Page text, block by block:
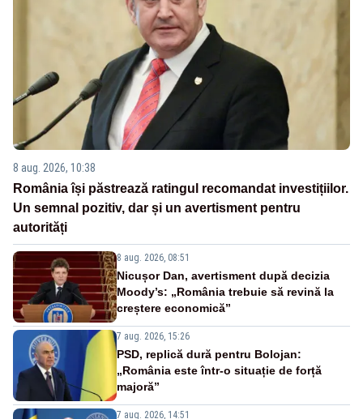
8 aug. 2026, 10:38
România își păstrează ratingul recomandat investițiilor.
Un semnal pozitiv, dar și un avertisment pentru
autorități
8 aug. 2026, 08:51
Nicușor Dan, avertisment după decizia
Moody’s: „România trebuie să revină la
creștere economică”
7 aug. 2026, 15:26
PSD, replică dură pentru Bolojan:
„România este într-o situație de forță
majoră”
7 aug. 2026, 14:51